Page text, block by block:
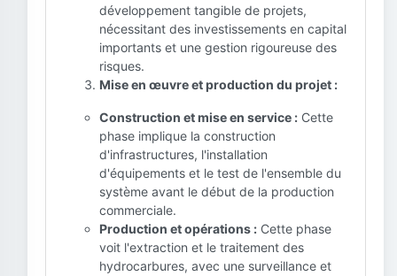
développement tangible de projets,
nécessitant des investissements en capital
importants et une gestion rigoureuse des
risques.
Mise en œuvre et production du projet :
Construction et mise en service : Cette
phase implique la construction
d'infrastructures, l'installation
d'équipements et le test de l'ensemble du
système avant le début de la production
commerciale.
Production et opérations : Cette phase
voit l'extraction et le traitement des
hydrocarbures, avec une surveillance et